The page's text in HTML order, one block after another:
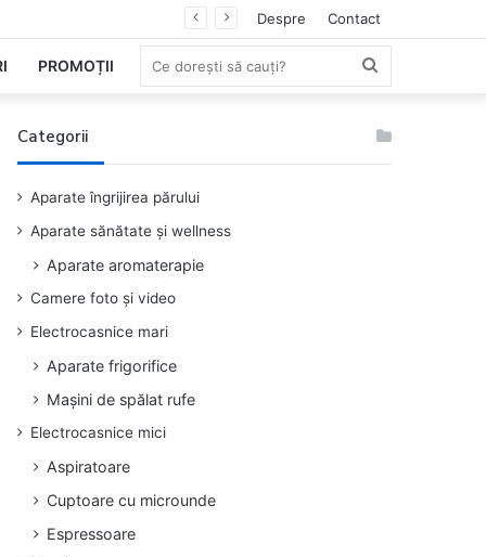
Despre Contact
PROMOȚII
Categorii
Aparate îngrijirea părului
Aparate sănătate și wellness
Aparate aromaterapie
Camere foto și video
Electrocasnice mari
Aparate frigorifice
Mașini de spălat rufe
Electrocasnice mici
Aspiratoare
Cuptoare cu microunde
Espressoare